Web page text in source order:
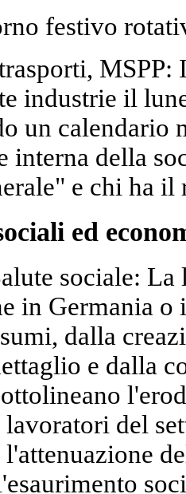
festivo
MSPP:
industrie il
un calendario
interna della
e chi ha
ed
sociale:
in Germania
dalla
e dalla
del
l'attenuazione